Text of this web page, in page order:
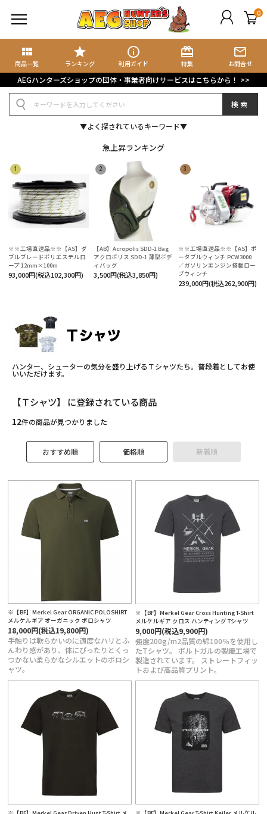
0
view_module
商品一覧
star
ランキング
info_outline
利用ガイド
card_giftcard
特集
mail_outline
お問合せ
AEGハンターズショップの団体・事業者向けサービスはこちらから！ >>
検索
▼よく探されているキーワード▼
品検索 ブログ検索
会員登録
ト
に入り
記事
ップブログ
立ち情報
ゴリーから探す
テンツ
・送料について
について
急上昇ランキング
※※工場直送品※※【AS】ダ
ブルブレードポリエステルロ
ープ 12mm×100m
93,000円(税込102,300円)
【AB】Acropolis SDD-1 Bag
アクロポリス SDD-1 薄型ボデ
ィバッグ
3,500円(税込3,850円)
※※工場直送品※※【AS】ポ
ータブルウィンチ PCW3000
／ガソリンエンジン搭載ロー
プウィンチ
239,000円(税込262,900円)
ハンター、シューターの気分を盛り上げるＴシャツたち。普段着としてお使
いいただけます。
【Ｔシャツ】 に登録されている商品
12件の商品が見つかりました
おすすめ順 価格順 新着順
※【BF】Merkel Gear ORGANIC POLOSHIRT
メルケルギア オーガニック ポロシャツ
18,000円(税込19,800円)
手触りは軟らかいのに適度なハリとふ
んわり感があり、体にぴったりとくっ
つかない柔らかなシルエットのポロシ
ャツ。
※【BF】Merkel Gear Cross Hunting T-Shirt
メルケルギア クロス ハンティング Tシャツ
9,000円(税込9,900円)
強度200g/m2品質の綿100％を使用し
たTシャツ。 ポルトガルの製織工場で
製造されています。 ストレートフィッ
トおよび高品質プリント。